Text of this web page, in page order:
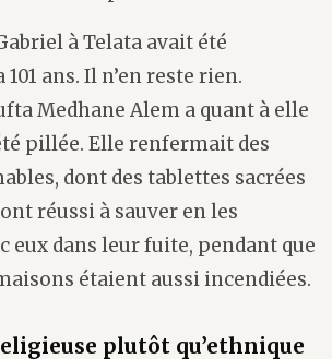
à Telata avait été
ans. Il n’en reste rien.
Medhane Alem a quant à elle
pillée. Elle renfermait des
dont des tablettes sacrées
réussi à sauver en les
eux dans leur fuite, pendant que
étaient aussi incendiées.
plutôt qu’ethnique